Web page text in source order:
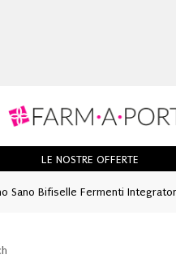
LE NOSTRE OFFERTE
Sano Bifiselle Fermenti